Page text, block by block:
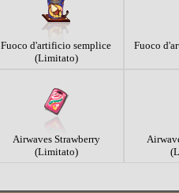
Fuoco d'artificio semplice
(Limitato)
Fuoco
Airwaves Strawberry
(Limitato)